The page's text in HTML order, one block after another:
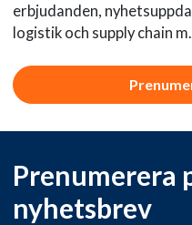
erbjudanden,
logistik och supply chain
Prenumerera
nyhetsbrev